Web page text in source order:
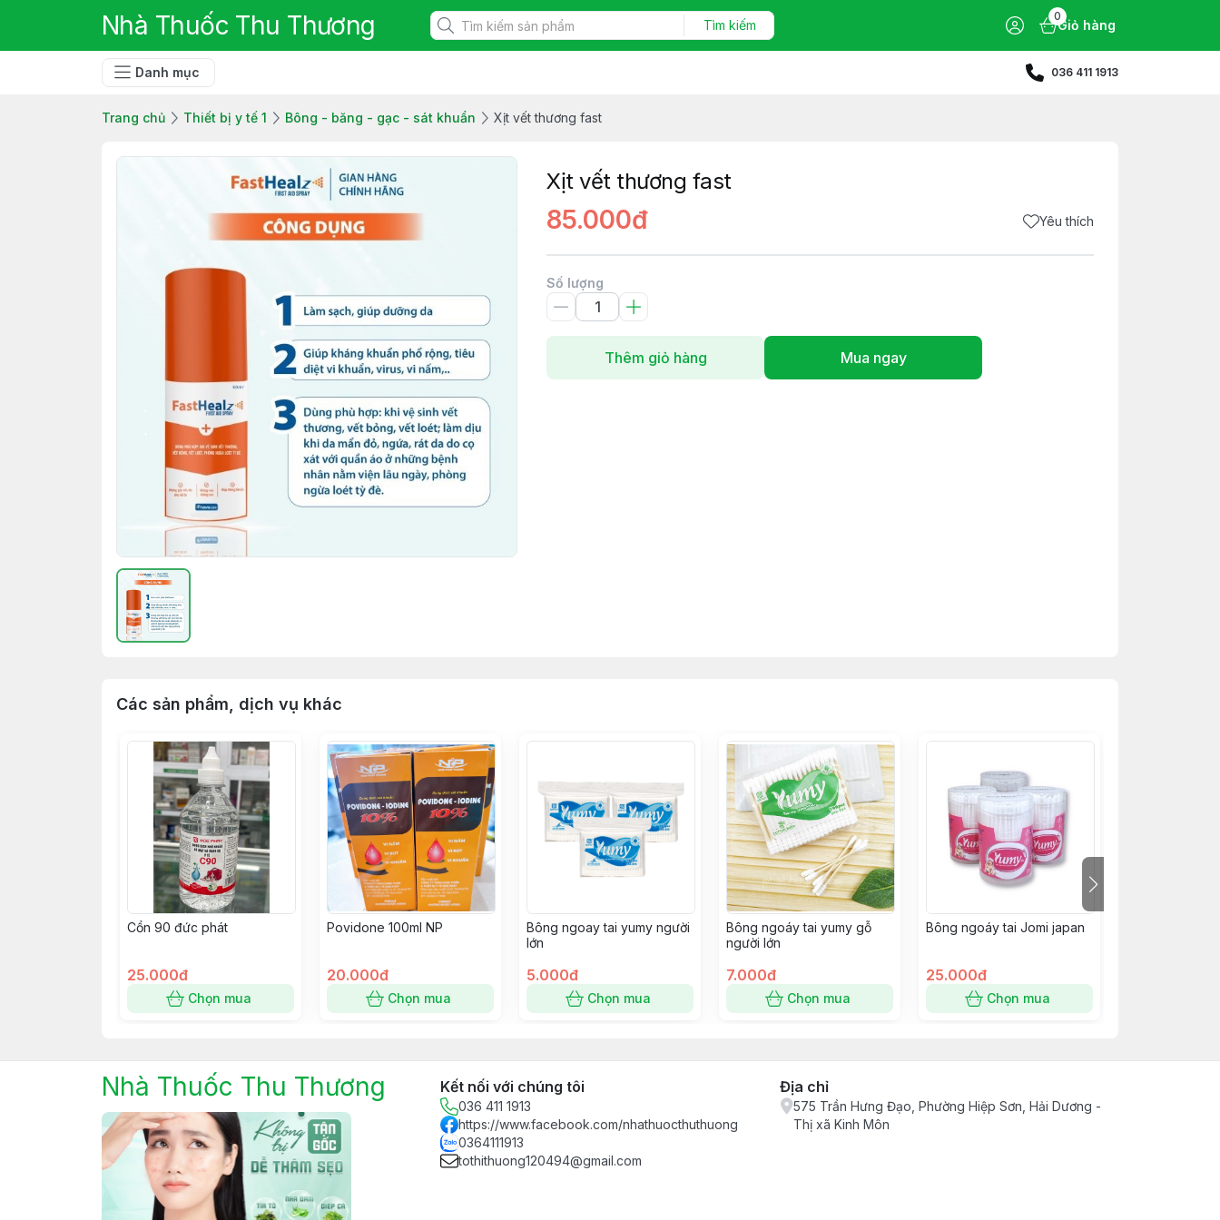
Nhà Thuốc Thu Thương Tìm kiếm
0
Giỏ hàng
Danh mục 036 411 1913
Trang chủ Thiết bị y tế 1 Bông - băng - gạc - sát khuẩn Xịt vết thương fast
Xịt vết thương fast
85.000đ Yêu thích
Số lượng
Thêm giỏ hàng Mua ngay
Các sản phẩm, dịch vụ khác
Cồn 90 đức phát
25.000đ
Chọn mua
Povidone 100ml NP
20.000đ
Chọn mua
Bông ngoay tai yumy người
lớn
5.000đ
Chọn mua
Bông ngoáy tai yumy gỗ
người lớn
7.000đ
Chọn mua
Bông ngoáy tai Jomi japan
25.000đ
Chọn mua
Nhà Thuốc Thu Thương Kết nối với chúng tôi
036 411 1913
https://www.facebook.com/nhathuocthuthuong
0364111913
tothithuong120494@gmail.com
Địa chỉ
575 Trần Hưng Đạo, Phường Hiệp Sơn, Hải Dương -
Thị xã Kinh Môn